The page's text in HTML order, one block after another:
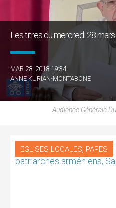
Les titres du mercredi 28
MAR 28, 2018 19:34
ANNE KURIAN-MONTABONE
Audience Générale
EGLISES LOCALES, PAPES